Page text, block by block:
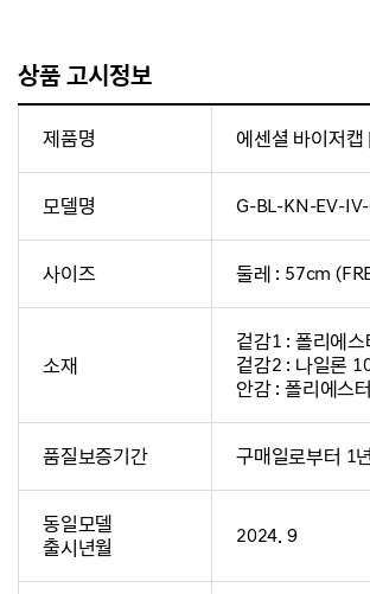
상품 고시정보
제품명 에센셜 바이저캡
모델명 G-BL-KN-EV-
사이즈 둘레 : 57cm
소재
겉감1 : 폴리에
겉감2 : 나일론
안감 : 폴리에스
품질보증기간 구매일로부터 1년
동일모델
출시년월
2024. 9